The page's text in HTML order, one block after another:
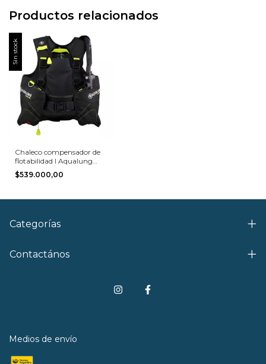
Productos relacionados
Sin stock
Chaleco compensador de
flotabilidad I Aqualung
Wave
$539.000,00
Categorías
Contactános
Medios de envío